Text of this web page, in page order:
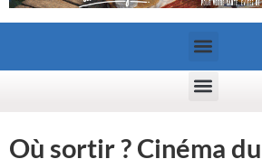
Où sortir ? Cinéma